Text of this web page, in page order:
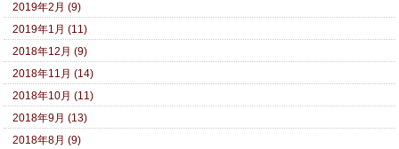
2019年2月 (9)
2019年1月 (11)
2018年12月 (9)
2018年11月 (14)
2018年10月 (11)
2018年9月 (13)
2018年8月 (9)